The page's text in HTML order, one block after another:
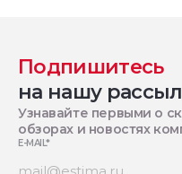
Подпишитесь
на нашу
Узнавайте первыми о
обзорах и новостях
E-MAIL*